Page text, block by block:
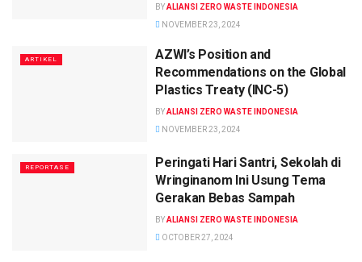
BYALIANSI ZERO WASTE INDONESIA
NOVEMBER 23, 2024
ARTIKEL
AZWI’s Position and
Recommendations on the Global
Plastics Treaty (INC-5)
BYALIANSI ZERO WASTE INDONESIA
NOVEMBER 23, 2024
REPORTASE
Peringati Hari Santri, Sekolah di
Wringinanom Ini Usung Tema
Gerakan Bebas Sampah
BYALIANSI ZERO WASTE INDONESIA
OCTOBER 27, 2024